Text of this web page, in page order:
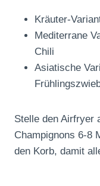
Kräuter-
Mediterrane
Chili
Asiatische
Stelle den Airfryer
Champignons 6-8
den Korb, damit